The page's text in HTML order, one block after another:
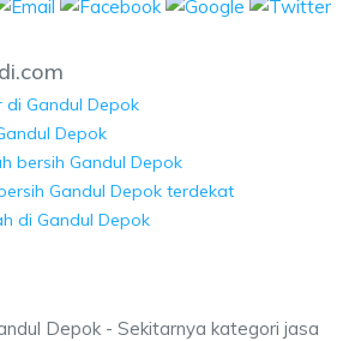
di Gandul Depok
Depok
bersih Gandul Depok
Gandul Depok terdekat
di Gandul Depok
Depok - Sekitarnya kategori jasa